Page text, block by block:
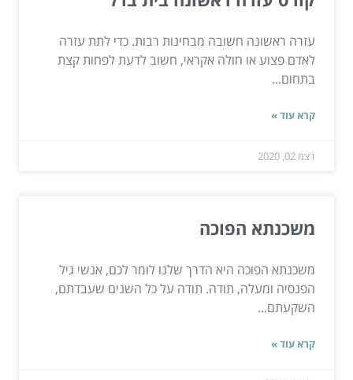
עזרה ראשונה חשובה מבחינות רבות. כדי לתת עזרה
לאדם פצוע או חולה אקראי, חשוב לדעת לפחות קצת
בתחום...
קרא עוד »
דצמ 02, 2020
משכנתא הפוכה
משכנתא הפוכה היא הדרך שלנו לומר לכם, אנשי גיל
הפנסיה ומעלה, תודה. תודה על כל השנים שעבדתם,
השקעתם...
קרא עוד »